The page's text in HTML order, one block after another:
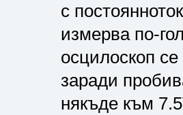
с
измерва по-
осцилоскоп
заради
някъде към